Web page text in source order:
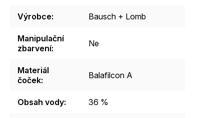
Výrobce: Bausch + Lomb
Manipulační
zbarvení: Ne
Materiál
čoček: Balafilcon A
Obsah vody: 36 %